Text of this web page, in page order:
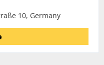
10, Germany